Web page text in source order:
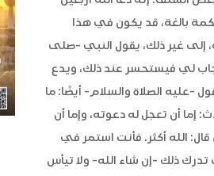
بالغة، قد يكون في هذا
إلى غير ذلك، يقول النبي -صلى
لي فيستحسر عند ذلك، ويدع
-عليه الصلاة والسلام- أيضًا: ما
إما أن تعجل له دعوته، وإما أن
قال: الله أكثر. فأنت استمر في
تدرك ذلك -إن شاء الله- ولا تيأس